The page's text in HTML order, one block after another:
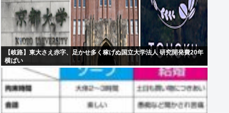
【岐路】東大さえ赤字、足かせ多く稼げぬ国立大学法人 研究開発費20年
横ばい